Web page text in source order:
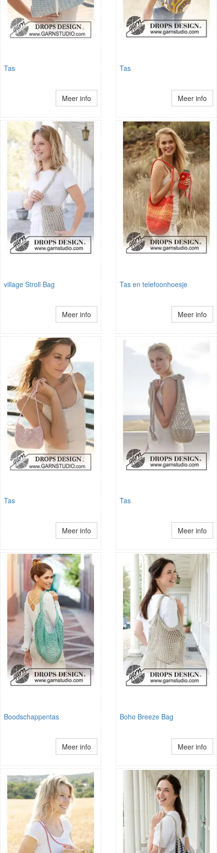
Tas
Meer info
Tas
Meer info
village Stroll Bag
Meer info
Tas en telefoonhoesje
Meer info
Tas
Meer info
Tas
Meer info
Boodschappentas
Meer info
Boho Breeze Bag
Meer info